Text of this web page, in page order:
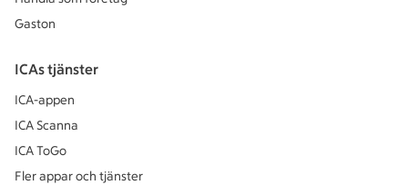
Gaston
ICAs tjänster
ICA-appen
ICA Scanna
ICA ToGo
Fler appar och tjänster